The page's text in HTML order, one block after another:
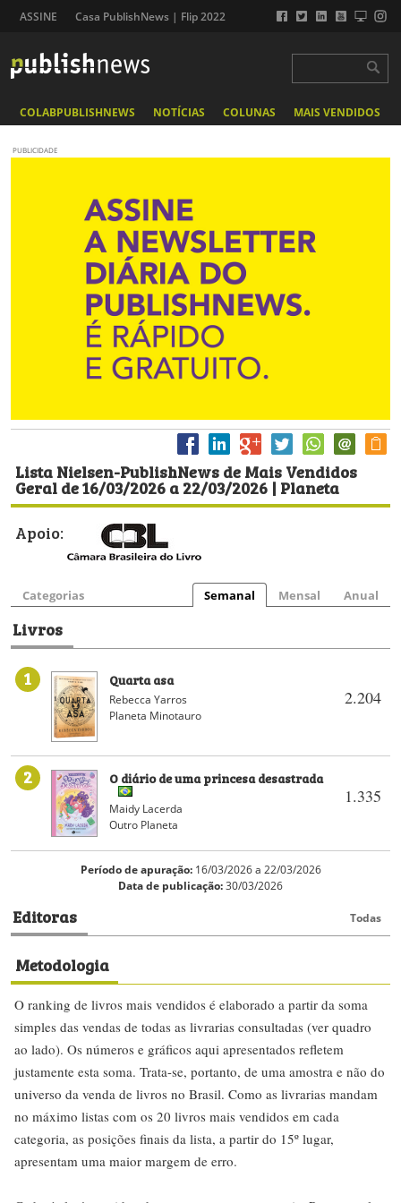
ASSINE Casa PublishNews | Flip 2022
COLABPUBLISHNEWS NOTÍCIAS COLUNAS MAIS VENDIDOS
PUBLICIDADE
Lista Nielsen-PublishNews de Mais Vendidos
Geral de 16/03/2026 a 22/03/2026 | Planeta
Apoio:
Categorias Semanal Mensal Anual
Livros
1
2.204
Quarta asa
Rebecca Yarros
Planeta Minotauro
2
1.335
O diário de uma princesa desastrada
Maidy Lacerda
Outro Planeta
Período de apuração:16/03/2026 a 22/03/2026
Data de publicação:30/03/2026
Editoras Todas
Metodologia
O ranking de livros mais vendidos é elaborado a partir da soma
simples das vendas de todas as livrarias consultadas (ver quadro
ao lado). Os números e gráficos aqui apresentados refletem
justamente esta soma. Trata-se, portanto, de uma amostra e não do
universo da venda de livros no Brasil. Como as livrarias mandam
no máximo listas com os 20 livros mais vendidos em cada
categoria, as posições finais da lista, a partir do 15º lugar,
apresentam uma maior margem de erro.